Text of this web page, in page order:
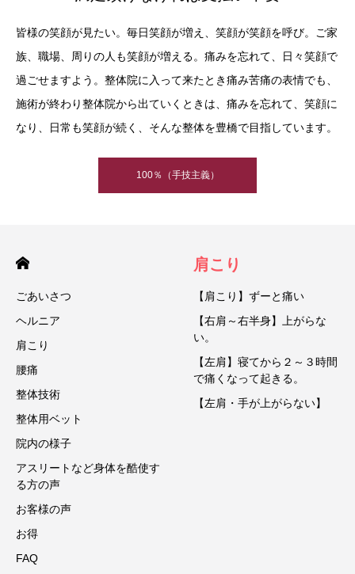
皆様の笑顔が見たい。毎日笑顔が増え、笑顔が笑顔を呼び。ご家
族、職場、周りの人も笑顔が増える。痛みを忘れて、日々笑顔で
過ごせますよう。整体院に入って来たとき痛み苦痛の表情でも、
施術が終わり整体院から出ていくときは、痛みを忘れて、笑顔に
なり、日常も笑顔が続く、そんな整体を豊橋で目指しています。
100％（手技主義）
ごあいさつ
ヘルニア
肩こり
腰痛
整体技術
整体用ベット
院内の様子
アスリートなど身体を酷使す
る方の声
お客様の声
お得
FAQ
肩こり
【肩こり】ずーと痛い
【右肩～右半身】上がらな
い。
【左肩】寝てから２～３時間
で痛くなって起きる。
【左肩・手が上がらない】